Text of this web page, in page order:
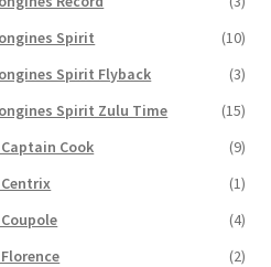
Spirit
(10)
Spirit Flyback
(3)
Spirit Zulu Time
(15)
Cook
(9)
(1)
(4)
(2)